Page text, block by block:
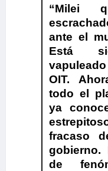
“Milei
ante el
Está
vapuleado
OIT.
todo el
ya
fracaso
gobierno.
de